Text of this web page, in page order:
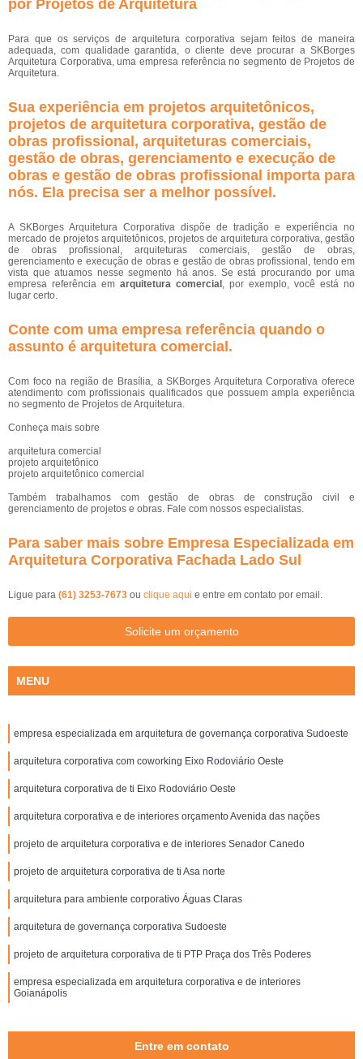
por Projetos de Arquitetura
Para que os serviços de arquitetura corporativa sejam feitos de maneira
adequada, com qualidade garantida, o cliente deve procurar a SKBorges
Arquitetura Corporativa, uma empresa referência no segmento de Projetos de
Arquitetura.
Sua experiência em projetos arquitetônicos,
projetos de arquitetura corporativa, gestão de
obras profissional, arquiteturas comerciais,
gestão de obras, gerenciamento e execução de
obras e gestão de obras profissional importa para
nós. Ela precisa ser a melhor possível.
A SKBorges Arquitetura Corporativa dispõe de tradição e experiência no
mercado de projetos arquitetônicos, projetos de arquitetura corporativa, gestão
de obras profissional, arquiteturas comerciais, gestão de obras,
gerenciamento e execução de obras e gestão de obras profissional, tendo em
vista que atuamos nesse segmento há anos. Se está procurando por uma
empresa referência em arquitetura comercial , por exemplo, você está no
lugar certo.
Conte com uma empresa referência quando o
assunto é arquitetura comercial.
Com foco na região de Brasília, a SKBorges Arquitetura Corporativa oferece
atendimento com profissionais qualificados que possuem ampla experiência
no segmento de Projetos de Arquitetura.
Conheça mais sobre
arquitetura comercial
projeto arquitetônico
projeto arquitetônico comercial
Também trabalhamos com gestão de obras de construção civil e
gerenciamento de projetos e obras. Fale com nossos especialistas.
Para saber mais sobre Empresa Especializada em
Arquitetura Corporativa Fachada Lado Sul
Ligue para (61) 3253-7673 ou clique aqui e entre em contato por email.
Solicite um orçamento
MENU
empresa especializada em arquitetura de governança corporativa Sudoeste
arquitetura corporativa com coworking Eixo Rodoviário Oeste
arquitetura corporativa de ti Eixo Rodoviário Oeste
arquitetura corporativa e de interiores orçamento Avenida das nações
projeto de arquitetura corporativa e de interiores Senador Canedo
projeto de arquitetura corporativa de ti Asa norte
arquitetura para ambiente corporativo Águas Claras
arquitetura de governança corporativa Sudoeste
projeto de arquitetura corporativa de ti PTP Praça dos Três Poderes
empresa especializada em arquitetura corporativa e de interiores
Goianápolis
Entre em contato